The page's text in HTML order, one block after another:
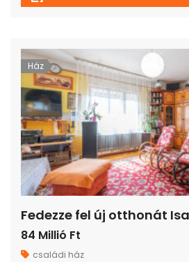
Ház
84 Millió Ft
családi ház